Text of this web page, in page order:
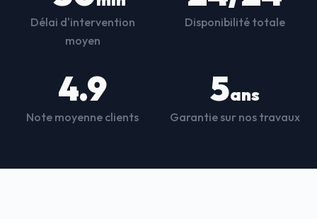
Délai d'intervention
moyen
Disponibilité totale
4.9
Note moyenne clients
5ans
Garantie sur nos travaux